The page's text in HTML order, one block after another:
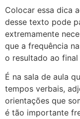
Colocar essa dica
desse texto pode
extremamente
que a frequência
o resultado ao
É na sala de aula
tempos verbais,
orientações que
é tão importante